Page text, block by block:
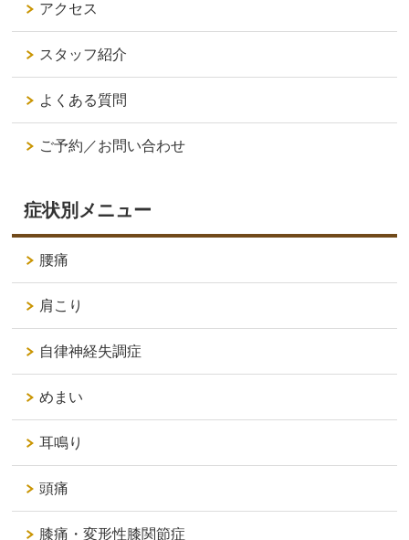
アクセス
スタッフ紹介
よくある質問
ご予約／お問い合わせ
症状別メニュー
腰痛
肩こり
自律神経失調症
めまい
耳鳴り
頭痛
膝痛・変形性膝関節症